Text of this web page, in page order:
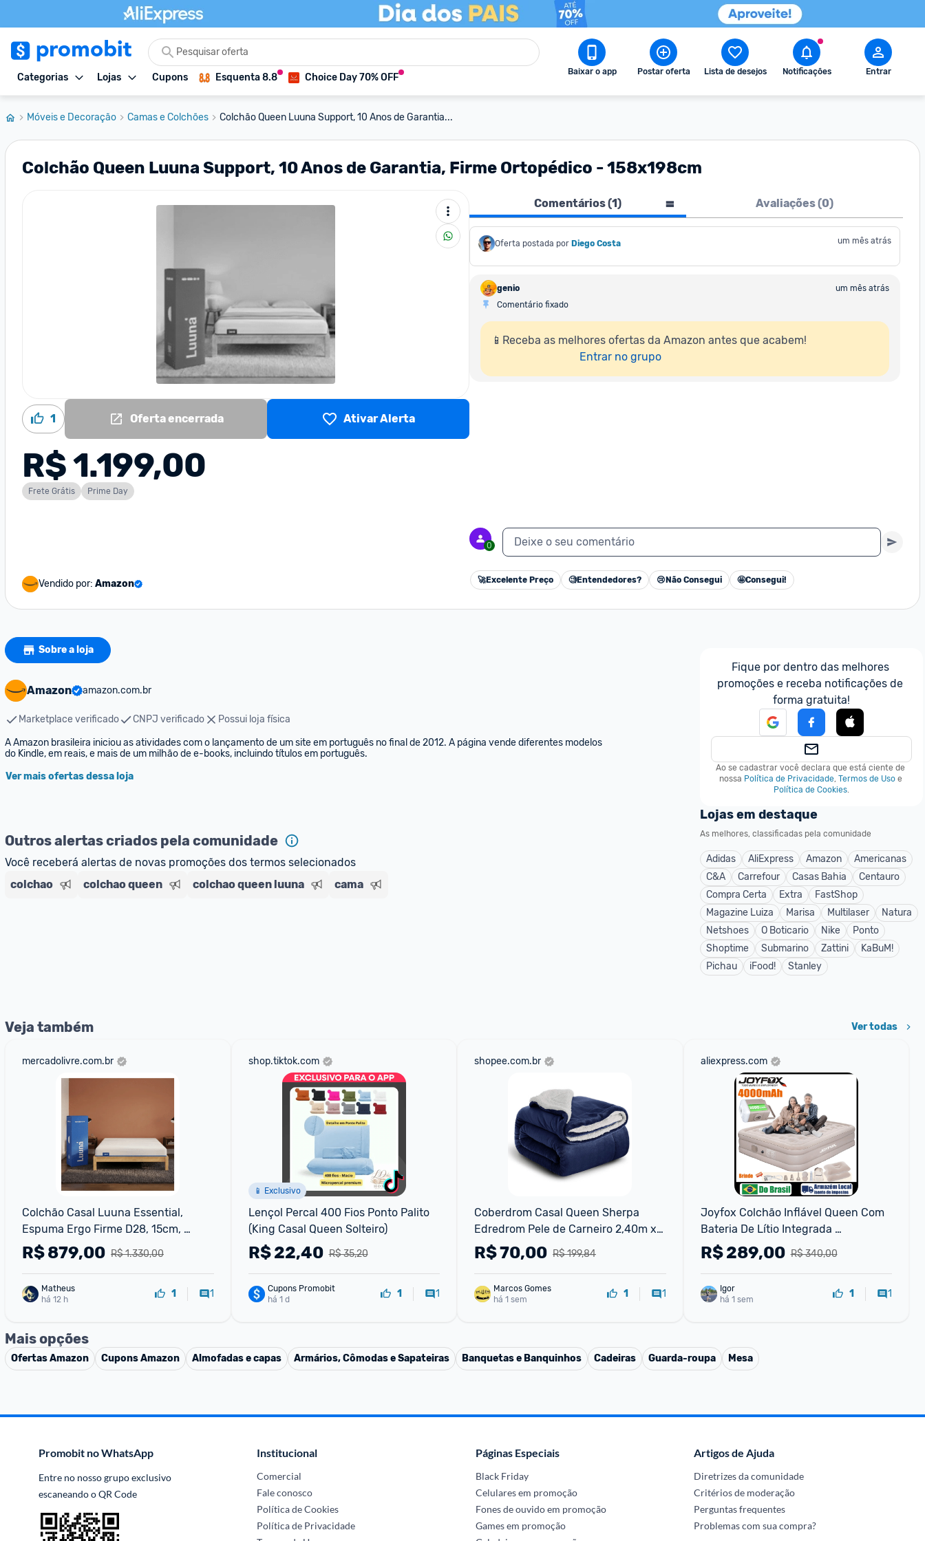
Categorias Lojas Cupons Esquenta 8.8 Choice Day 70% OFF Baixar o app Postar oferta Lista de desejos Notificações Entrar
Móveis e Decoração Camas e Colchões Colchão Queen Luuna Support, 10 Anos de Garantia...
Colchão Queen Luuna Support, 10 Anos de Garantia, Firme Ortopédico - 158x198cm
1 Oferta encerrada Ativar Alerta
R$ 1.199,00
Frete Grátis Prime Day
Vendido por: Amazon
Comentários (1) Avaliações (0)
Oferta postada por Diego Costa um mês atrás
genio
um mês atrás
Comentário fixado
📱Receba as melhores ofertas da Amazon antes que acabem!
Entrar no grupo
0 Deixe o seu comentário
🚀Excelente Preço 🧐Entendedores? 😢 Não Consegui 🤩Consegui!
Sobre a loja
Amazon amazon.com.br
Marketplace verificado CNPJ verificado
Possui loja física
A Amazon brasileira iniciou as atividades com o lançamento de um site em português no final de 2012. A página vende diferentes modelos
do Kindle, em reais, e mais de um milhão de e-books, incluindo títulos em português.
Ver mais ofertas dessa loja
Outros alertas criados pela comunidade
Você receberá alertas de novas promoções dos termos selecionados
colchao
colchao queen colchao queen luuna cama
Fique por dentro das melhores
promoções e receba notificações de
forma gratuita!
Ao se cadastrar você declara que está ciente de
nossa Política de Privacidade, Termos de Uso e
Política de Cookies.
Lojas em destaque
As melhores, classificadas pela comunidade
Adidas AliExpress Amazon
Americanas
C&A
Carrefour Casas Bahia
Centauro
Compra Certa
Extra
FastShop
Magazine Luiza
Marisa Multilaser
Natura
Netshoes
O Boticario Nike
Ponto
Shoptime
Submarino Zattini
KaBuM!
Pichau
iFood! Stanley
Veja também Ver todas
mercadolivre.com.br
Colchão Casal Luuna Essential,
Espuma Ergo Firme D28, 15cm,
Ortopédico, Branco
R$ 1.330,00
R$879,00
Matheus
há 12 h
1 1
shop.tiktok.com
📱 Exclusivo
Lençol Percal 400 Fios Ponto Palito
(King Casal Queen Solteiro)
R$ 35,20
R$22,40
Cupons Promobit
há 1 d
1 1
shopee.com.br
Coberdrom Casal Queen Sherpa
Edredrom Pele de Carneiro 2,40m x
2,20m
R$ 199,84
R$70,00
Marcos Gomes
há 1 sem
1 1
aliexpress.com
Joyfox Colchão Inflável Queen Com
Bateria De Lítio Integrada
203*154cm colchão de ar interior
glamping esteiras 12
R$ 340,00
R$289,00
Igor
há 1 sem
1 1
Mais opções
OfertasAmazon CuponsAmazon Almofadas e capas Armários, Cômodas e Sapateiras Banquetas e Banquinhos Cadeiras Guarda-roupa Mesa
Promobit no WhatsApp
Entre no nosso grupo exclusivo
escaneando o QR Code
Institucional
Comercial
Fale conosco
Política de Cookies
Política de Privacidade
Páginas Especiais
Black Friday
Celulares em promoção
Fones de ouvido em promoção
Games em promoção
Artigos de Ajuda
Diretrizes da comunidade
Critérios de moderação
Perguntas frequentes
Problemas com sua compra?